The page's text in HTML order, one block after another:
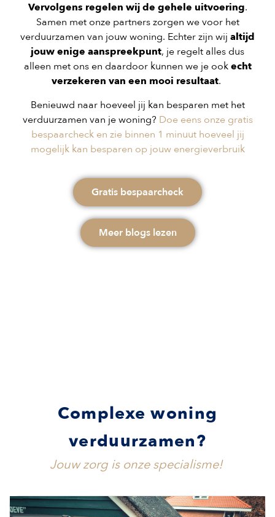
Vervolgens regelen wij de gehele uitvoering.
Samen met onze partners zorgen we voor het
verduurzamen van jouw woning. Echter zijn wij altijd
jouw enige aanspreekpunt, je regelt alles dus
alleen met ons en daardoor kunnen we je ookecht
verzekeren van een mooi resultaat.
Benieuwd naar hoeveel jij kan besparen met het
verduurzamen van je woning? Doe eens onze gratis
bespaarcheck en zie binnen 1 minuut hoeveel jij
mogelijk kan besparen op jouw energieverbruik
Gratis bespaarcheck
Meer blogs lezen
Complexe woning
verduurzamen?
Jouw zorg is onze specialisme!